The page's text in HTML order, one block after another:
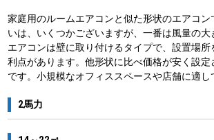
家庭用のルームエアコンと似た形状のエアコン
いは、いくつかございますが、一番は風量の
エアコンは壁に取り付けるタイプで、設置場所
利点があります。他形状に比べ価格が安く設定
です。小規模なオフィススペースや店舗に適し
2馬力